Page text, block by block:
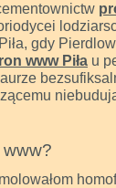
gdy
www Piła u